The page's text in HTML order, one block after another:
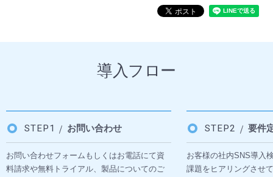
導入フロー
STEP1 お問い合わせ
お問い合わせフォームもしくはお電話にて資
料請求や無料トライアル、製品についてのご
STEP2 要件
お客様の社内SNS導入
課題をヒアリングさせ